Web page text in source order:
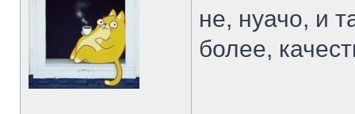
не, нуачо, и
более,